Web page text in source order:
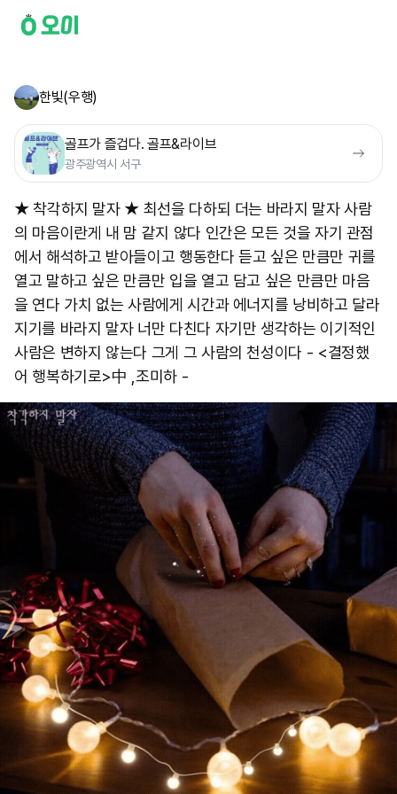
한빛(우행)
골프가 즐겁다. 골프&라이브
광주광역시 서구
★ 착각하지 말자 ★ 최선을 다하되 더는 바라지 말자 사람
의 마음이란게 내 맘 같지 않다 인간은 모든 것을 자기 관점
에서 해석하고 받아들이고 행동한다 듣고 싶은 만큼만 귀를
열고 말하고 싶은 만큼만 입을 열고 담고 싶은 만큼만 마음
을 연다 가치 없는 사람에게 시간과 에너지를 낭비하고 달라
지기를 바라지 말자 너만 다친다 자기만 생각하는 이기적인
사람은 변하지 않는다 그게 그 사람의 천성이다 - <결정했
어 행복하기로>中 ,조미하 -